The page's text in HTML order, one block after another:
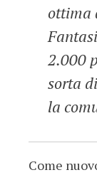
ottima
2.000
sorta
la
Come